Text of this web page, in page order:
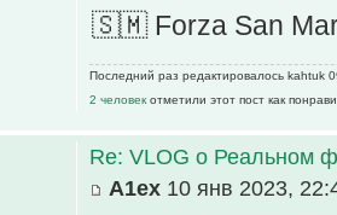
🇸🇲 Forza San
Последний раз редактировалось kahtuk
2 человек отметили этот пост как
Re: VLOG о Реальном
А1ех 10 янв 2023,